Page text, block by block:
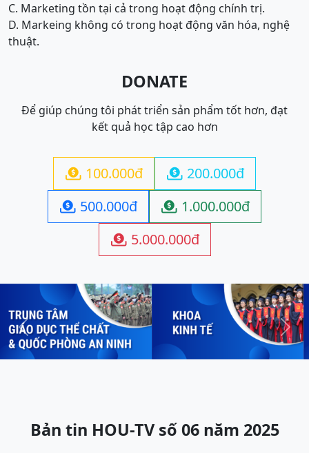
C. Marketing tồn tại cả trong hoạt động chính trị.
D. Markeing không có trong hoạt động văn hóa, nghệ
thuật.
DONATE
Để giúp chúng tôi phát triển sản phẩm tốt hơn, đạt
kết quả học tập cao hơn
 100.000đ  200.000đ
 500.000đ  1.000.000đ
 5.000.000đ
Previous Next
Bản tin HOU-TV số 06 năm 2025